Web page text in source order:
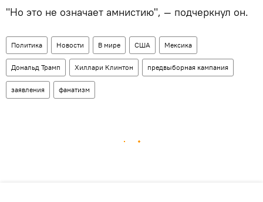
"Но это не означает амнистию", — подчеркнул он.
Политика Новости В мире США Мексика
Дональд Трамп Хиллари Клинтон предвыборная кампания
заявления фанатизм